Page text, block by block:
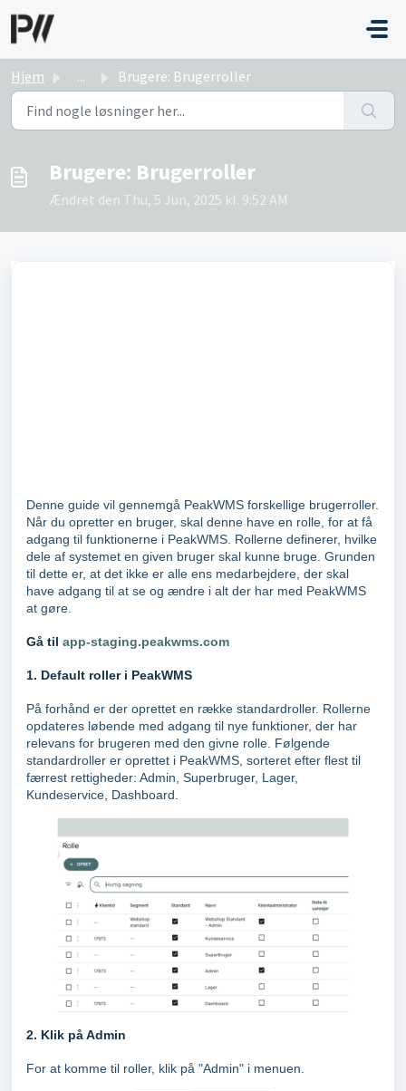
Hjem ... Brugere: Brugerroller
Brugere: Brugerroller
Ændret den Thu, 5 Jun, 2025 kl. 9:52 AM
Denne guide vil gennemgå PeakWMS forskellige brugerroller.
Når du opretter en bruger, skal denne have en rolle, for at få
adgang til funktionerne i PeakWMS. Rollerne definerer, hvilke
dele af systemet en given bruger skal kunne bruge. Grunden
til dette er, at det ikke er alle ens medarbejdere, der skal
have adgang til at se og ændre i alt der har med PeakWMS
at gøre.
Gå til app-staging.peakwms.com
1. Default roller i PeakWMS
På forhånd er der oprettet en række standardroller. Rollerne
opdateres løbende med adgang til nye funktioner, der har
relevans for brugeren med den givne rolle. Følgende
standardroller er oprettet i PeakWMS, sorteret efter flest til
færrest rettigheder: Admin, Superbruger, Lager,
Kundeservice, Dashboard.
2. Klik på Admin
For at komme til roller, klik på "Admin" i menuen.